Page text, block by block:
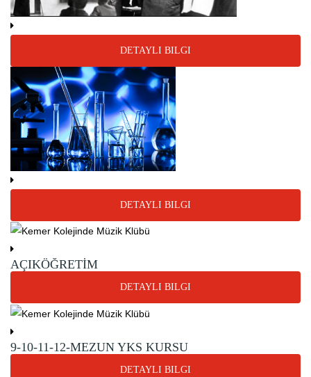
DETAYLI BILGI
DETAYLI BILGI
AÇIKÖĞRETİM
DETAYLI BILGI
9-10-11-12-MEZUN YKS KURSU
DETAYLI BILGI